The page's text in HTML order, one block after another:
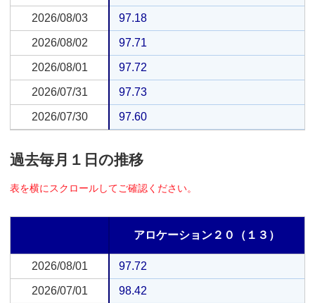
2026/08/03 97.18
2026/08/02 97.71
2026/08/01 97.72
2026/07/31 97.73
2026/07/30 97.60
2026/08/03
2026/08/02
2026/08/01
2026/07/31
2026/07/30
過去毎月１日の推移
表を横にスクロールしてご確認ください。
アロケーション２０（１３）
2026/08/01 97.72
2026/07/01 98.42
2026/08/01
2026/07/01